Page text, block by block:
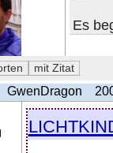
Es
GwenDragon